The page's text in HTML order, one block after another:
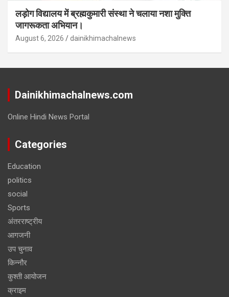
लड़ोग विद्यालय में ब्रह्मकुमारी संस्था ने चलाया नशा मुक्ति
जागरूकता अभियान।
August 6, 2026 dainikhimachalnews
Dainikhimachalnews.com
Online Hindi News Portal
Categories
Education
politics
social
Sports
अंतरराष्ट्रीय
आगजनी
उप चुनाव
किन्नौर
कुश्ती आयोजन
क्राइम